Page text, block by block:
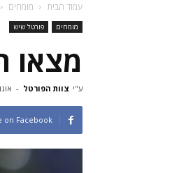
עמוד הבית מומחים
מומחים פורטל שיש
מצאו
ע"י צוות הפורטל - אוגוסט
on Facebook